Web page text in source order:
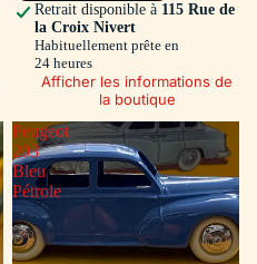
Retrait disponible à 115 Rue de
la Croix Nivert
Habituellement prête en
24 heures
Afficher les informations de
la boutique
Peugeot
203
Bleu
Pétrole